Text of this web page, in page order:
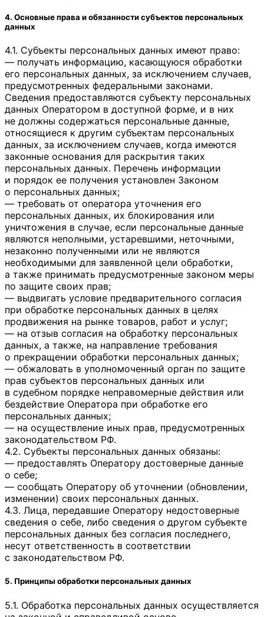
4. Основные права и обязанности субъектов персональных
данных
4.1. Субъекты персональных данных имеют право:
— получать информацию, касающуюся обработки
его персональных данных, за исключением случаев,
предусмотренных федеральными законами.
Сведения предоставляются субъекту персональных
данных Оператором в доступной форме, и в них
не должны содержаться персональные данные,
относящиеся к другим субъектам персональных
данных, за исключением случаев, когда имеются
законные основания для раскрытия таких
персональных данных. Перечень информации
и порядок ее получения установлен Законом
о персональных данных;
— требовать от оператора уточнения его
персональных данных, их блокирования или
уничтожения в случае, если персональные данные
являются неполными, устаревшими, неточными,
незаконно полученными или не являются
необходимыми для заявленной цели обработки,
а также принимать предусмотренные законом меры
по защите своих прав;
— выдвигать условие предварительного согласия
при обработке персональных данных в целях
продвижения на рынке товаров, работ и услуг;
— на отзыв согласия на обработку персональных
данных, а также, на направление требования
о прекращении обработки персональных данных;
— обжаловать в уполномоченный орган по защите
прав субъектов персональных данных или
в судебном порядке неправомерные действия или
бездействие Оператора при обработке его
персональных данных;
— на осуществление иных прав, предусмотренных
законодательством РФ.
4.2. Субъекты персональных данных обязаны:
— предоставлять Оператору достоверные данные
о себе;
— сообщать Оператору об уточнении (обновлении,
изменении) своих персональных данных.
4.3. Лица, передавшие Оператору недостоверные
сведения о себе, либо сведения о другом субъекте
персональных данных без согласия последнего,
несут ответственность в соответствии
с законодательством РФ.
5. Принципы обработки персональных данных
5.1. Обработка персональных данных осуществляется